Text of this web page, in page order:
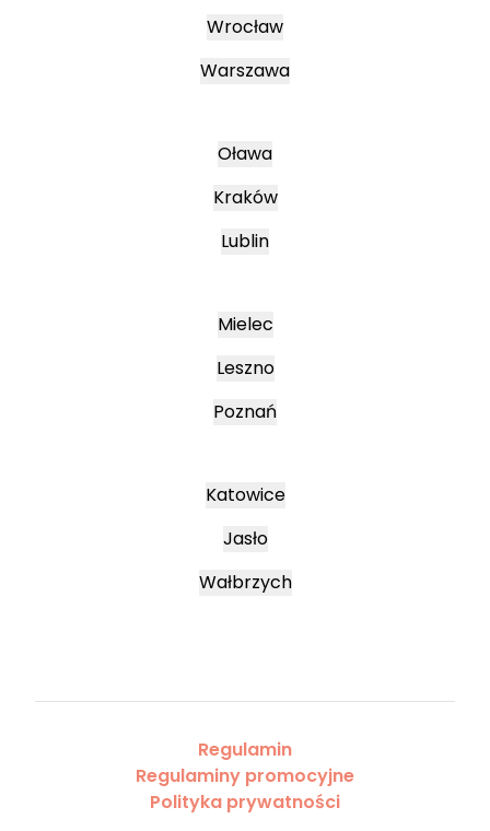
Wrocław
Warszawa
Oława
Kraków
Lublin
Mielec
Leszno
Poznań
Katowice
Jasło
Wałbrzych
Regulamin
Regulaminy promocyjne
Polityka prywatności